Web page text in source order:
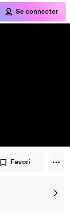
Se connecter
Favori